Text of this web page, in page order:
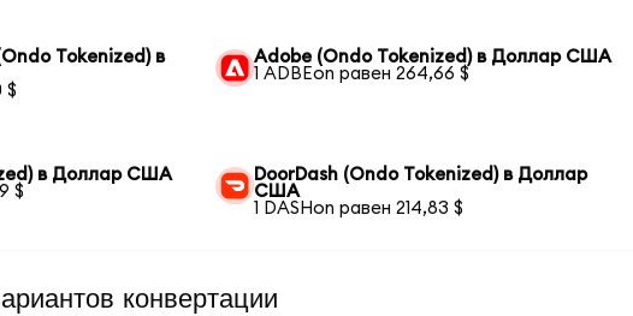
Tokenized) в
$
Adobe (Ondo Tokenized) в Доллар США
1 ADBEon равен 264,66 $
в Доллар США
$
DoorDash (Ondo Tokenized) в Доллар
США
1 DASHon равен 214,83 $
конвертации